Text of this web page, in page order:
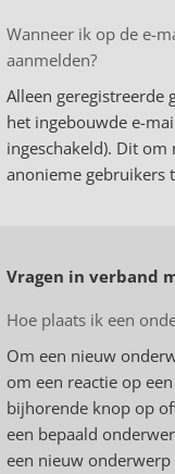
Wanneer ik op de e-
aanmelden?
Alleen geregistreerde
het ingebouwde e-
ingeschakeld). Dit
anonieme gebruikers
Vragen in verband
Hoe plaats ik een
Om een nieuw
om een reactie op
bijhorende knop op
een bepaald
een nieuw